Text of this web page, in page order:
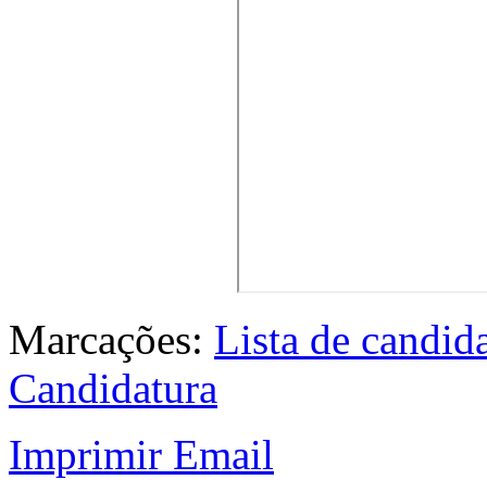
Marcações: Lista de
Candidatura
Imprimir Email